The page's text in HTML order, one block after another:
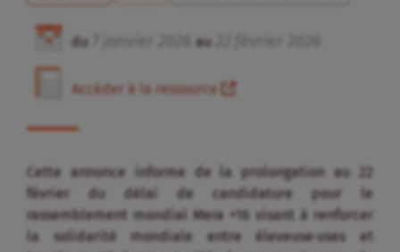
du au
Accéder à la ressource
Cette annonce informe de la prolongation au 22
février du délai de candidature pour le
rassemblement mondial Mera +16 visant à renforcer
la solidarité mondiale entre éleveuse·uses et